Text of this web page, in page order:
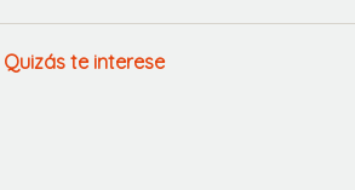
Quizás te interese